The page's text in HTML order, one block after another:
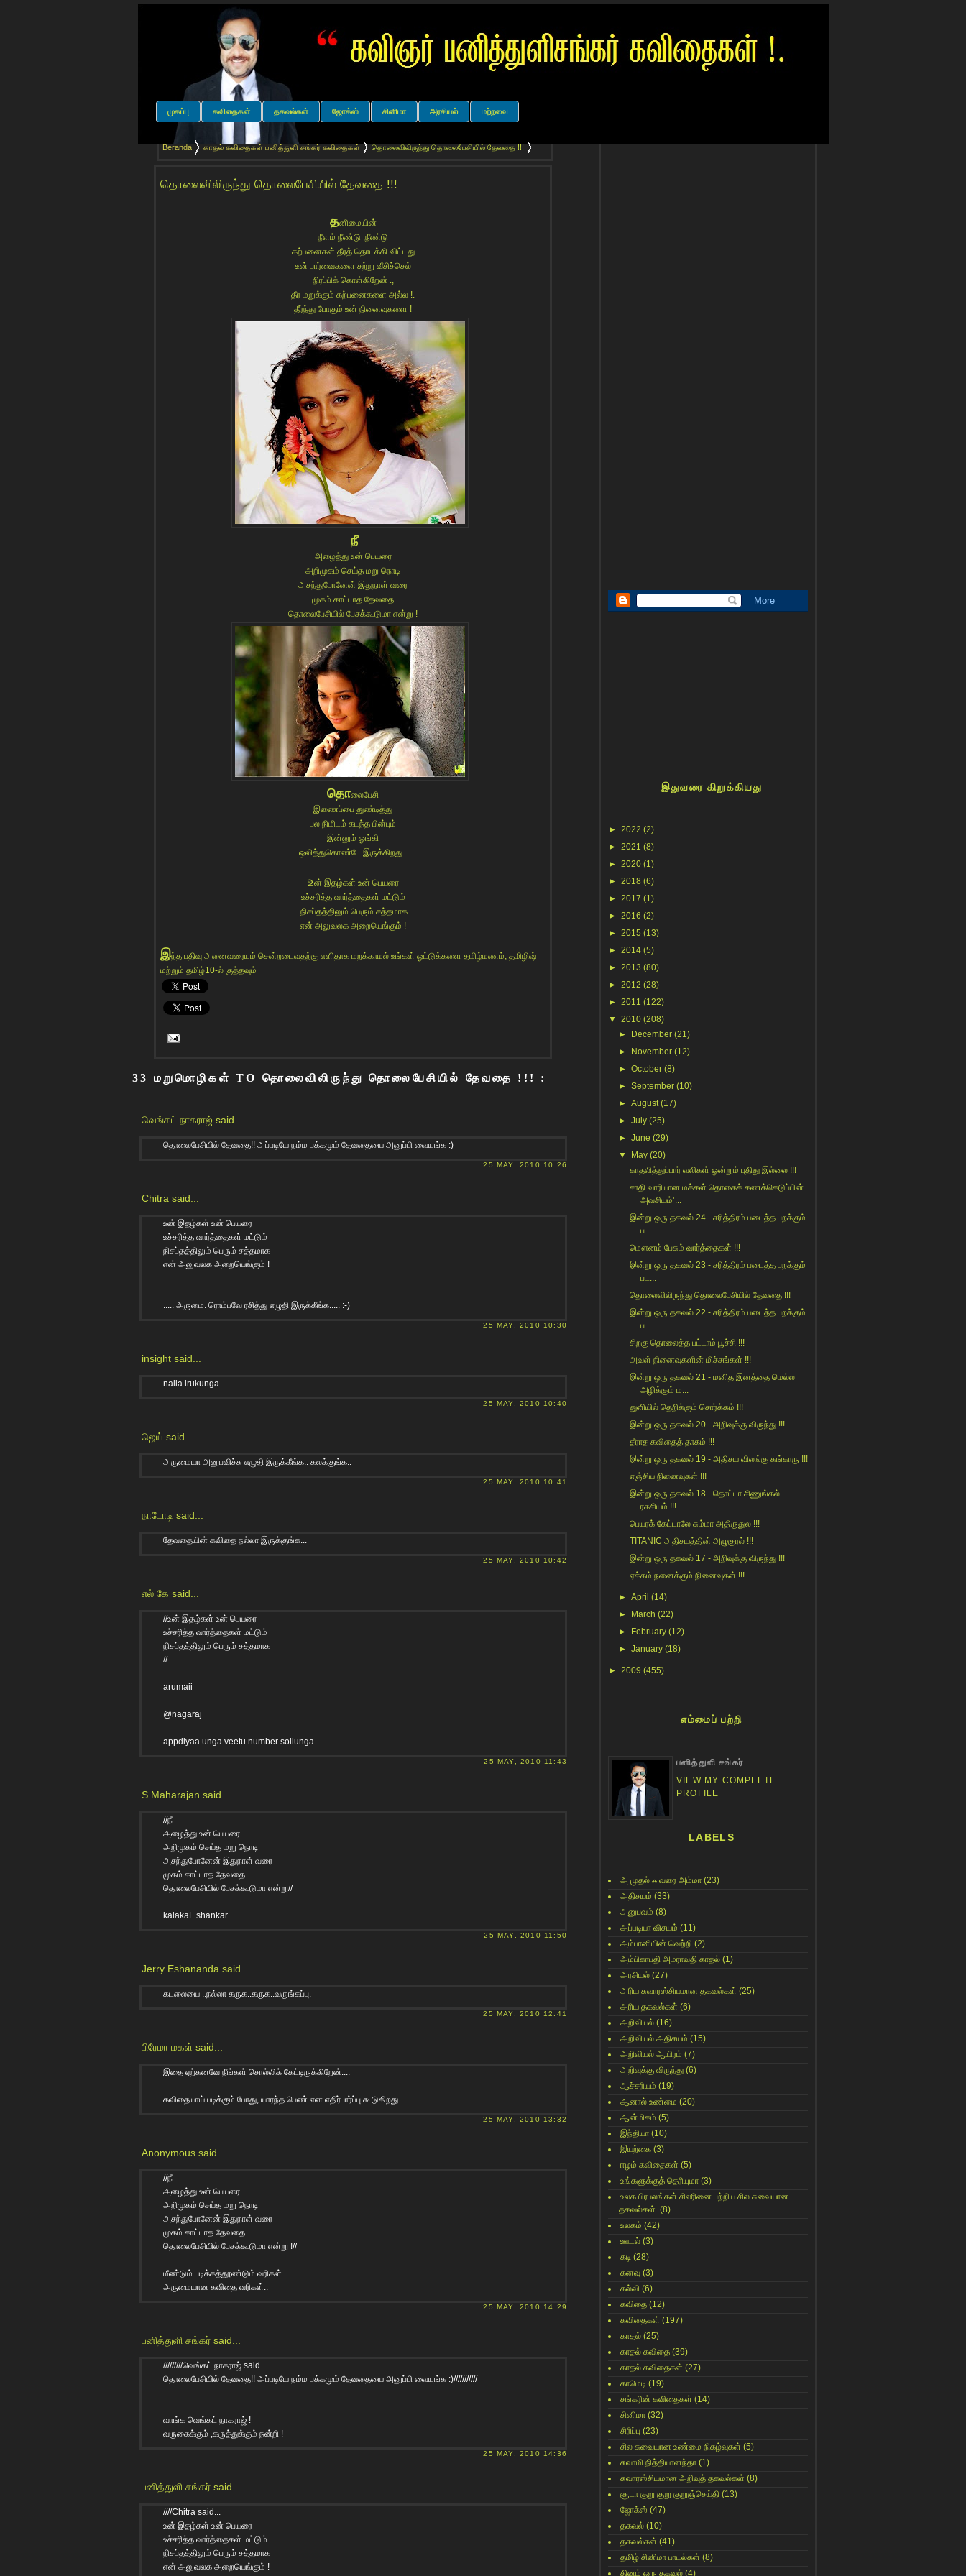
முகப்பு கவிதைகள் தகவல்கள் ஜோக்ஸ் சினிமா அரசியல் மற்றவை
Beranda காதல் கவிதைகள் பனித்துளி சங்கர் கவிதைகள் தொலைவிலிருந்து தொலைபேசியில் தேவதை !!!
தொலைவிலிருந்து தொலைபேசியில் தேவதை !!!
தனிமையின்
நீளம் நீண்டு ,நீண்டு
கற்பனைகள் தீரத் தொடக்கி விட்டது
உன் பார்வைகளை சற்று வீசிச்செல்
நிரப்பிக் கொள்கிறேன் .,
தீர மறுக்கும் கற்பனைகளை அல்ல !.
தீர்ந்து போகும் உன் நினைவுகளை !
நீ
அழைத்து உன் பெயரை
அறிமுகம் செய்த மறு நொடி
அசந்துபோனேன் இதுநாள் வரை
முகம் காட்டாத தேவதை
தொலைபேசியில் பேசக்கூடுமா என்று !
தொலைபேசி
இணைப்பை துண்டித்து
பல நிமிடம் கடந்த பின்பும்
இன்னும் ஓங்கி
ஒலித்துகொண்டே இருக்கிறது .
உன் இதழ்கள் உன் பெயரை
உச்சரித்த வார்த்தைகள் மட்டும்
நிசப்தத்திலும் பெரும் சத்தமாக
என் அலுவலக அறையெங்கும் !
இந்த பதிவு அனைவரையும் சென்றடைவதற்கு எளிதாக மறக்காமல் உங்கள் ஓட்டுக்களை தமிழ்மணம், தமிழிஷ்
மற்றும் தமிழ்10-ல் குத்தவும்
33 மறுமொழிகள் TO தொலைவிலிருந்து தொலைபேசியில் தேவதை !!! :
வெங்கட் நாகராஜ் said...
தொலைபேசியில் தேவதை!! அப்படியே நம்ம பக்கமும் தேவதையை அனுப்பி வையுங்க :)
25 MAY, 2010 10:26
Chitra said...
உன் இதழ்கள் உன் பெயரை
உச்சரித்த வார்த்தைகள் மட்டும்
நிசப்தத்திலும் பெரும் சத்தமாக
என் அலுவலக அறையெங்கும் !
..... அருமை. ரொம்பவே ரசித்து எழுதி இருக்கீங்க..... :-)
25 MAY, 2010 10:30
insight said...
nalla irukunga
25 MAY, 2010 10:40
ஜெய் said...
அருமையா அனுபவிச்சு எழுதி இருக்கீங்க.. கலக்குங்க..
25 MAY, 2010 10:41
நாடோடி said...
தேவ‌தையின் க‌விதை ந‌ல்லா இருக்குங்க‌...
25 MAY, 2010 10:42
எல் கே said...
//உன் இதழ்கள் உன் பெயரை
உச்சரித்த வார்த்தைகள் மட்டும்
நிசப்தத்திலும் பெரும் சத்தமாக
//
arumaii
@nagaraj
appdiyaa unga veetu number sollunga
25 MAY, 2010 11:43
S Maharajan said...
//நீ
அழைத்து உன் பெயரை
அறிமுகம் செய்த மறு நொடி
அசந்துபோனேன் இதுநாள் வரை
முகம் காட்டாத தேவதை
தொலைபேசியில் பேசக்கூடுமா என்று//
kalakaL shankar
25 MAY, 2010 11:50
Jerry Eshananda said...
கடலையை ..நல்லா கருக..கருக..வருங்கப்பு.
25 MAY, 2010 12:41
பிரேமா மகள் said...
இதை ஏற்கனவே நீங்கள் சொல்லிக் கேட்டிருக்கிறேன்....
கவிதையாய் படிக்கும் போது, யாரந்த பெண் என எதிர்பார்ப்பு கூடுகிறது...
25 MAY, 2010 13:32
Anonymous said...
//நீ
அழைத்து உன் பெயரை
அறிமுகம் செய்த மறு நொடி
அசந்துபோனேன் இதுநாள் வரை
முகம் காட்டாத தேவதை
தொலைபேசியில் பேசக்கூடுமா என்று !//
மீண்டும் படிக்கத்தூண்டும் வரிகள்..
அருமையான கவிதை வரிகள்..
25 MAY, 2010 14:29
பனித்துளி சங்கர் said...
/////////வெங்கட் நாகராஜ் said...
தொலைபேசியில் தேவதை!! அப்படியே நம்ம பக்கமும் தேவதையை அனுப்பி வையுங்க :)///////////
வாங்க வெங்கட் நாகராஜ் !
வருகைக்கும் ,கருத்துக்கும் நன்றி !
25 MAY, 2010 14:36
பனித்துளி சங்கர் said...
////Chitra said...
உன் இதழ்கள் உன் பெயரை
உச்சரித்த வார்த்தைகள் மட்டும்
நிசப்தத்திலும் பெரும் சத்தமாக
என் அலுவலக அறையெங்கும் !
இதுவரை கிறுக்கியது
► 2022 (2)
► 2021 (8)
► 2020 (1)
► 2018 (6)
► 2017 (1)
► 2016 (2)
► 2015 (13)
► 2014 (5)
► 2013 (80)
► 2012 (28)
► 2011 (122)
▼ 2010 (208)
►
December (21)
►
November (12)
►October (8)
►September (10)
►August (17)
►July (25)
►June (29)
▼
May (20)
காதலித்துப்பார் வலிகள் ஒன்றும் புதிது இல்லை !!!
சாதி வாரியான மக்கள் தொகைக் கணக்கெடுப்பின்
அவசியம்’...
இன்று ஒரு தகவல் 24 - சரித்திரம் படைத்த பறக்கும்
பட...
மௌனம் பேசும் வார்த்தைகள் !!!
இன்று ஒரு தகவல் 23 - சரித்திரம் படைத்த பறக்கும்
பட...
தொலைவிலிருந்து தொலைபேசியில் தேவதை !!!
இன்று ஒரு தகவல் 22 - சரித்திரம் படைத்த பறக்கும்
பட...
சிறகு தொலைத்த பட்டாம் பூச்சி !!!
அவள் நினைவுகளின் மிச்சங்கள் !!!
இன்று ஒரு தகவல் 21 - மனித இனத்தை மெல்ல
அழிக்கும் ம...
துளியில் தெறிக்கும் சொர்க்கம் !!!
இன்று ஒரு தகவல் 20 - அறிவுக்கு விருந்து !!!
தீராத கவிதைத் தாகம் !!!
இன்று ஒரு தகவல் 19 - அதிசய விலங்கு கங்காரு !!!
எஞ்சிய நினைவுகள் !!!
இன்று ஒரு தகவல் 18 - தொட்டா சிணுங்கல்
ரகசியம் !!!
பெயரக் கேட்டாலே சும்மா அதிருதுல !!!
TITANIC அதிசயத்தின் அழுகுரல் !!!
இன்று ஒரு தகவல் 17 - அறிவுக்கு விருந்து !!!
ஏக்கம் நனைக்கும் நினைவுகள் !!!
►April (14)
►
March (22)
►
February (12)
►January (18)
► 2009 (455)
எம்மைப் பற்றி
பனித்துளி சங்கர்
VIEW MY COMPLETE
PROFILE
LABELS
அ முதல் ஃ வரை அம்மா (23)
அதிசயம் (33)
அனுபவம் (8)
அப்படியா விசயம் (11)
அம்பானியின் வெற்றி (2)
அம்பிகாபதி அமராவதி காதல் (1)
அரசியல் (27)
அரிய சுவாரஸ்சியமான தகவல்கள் (25)
அரிய தகவல்கள் (6)
அறிவியல் (16)
அறிவியல் அதிசயம் (15)
அறிவியல் ஆயிரம் (7)
அறிவுக்கு விருந்து (6)
ஆச்சரியம் (19)
ஆனால் உண்மை (20)
ஆன்மிகம் (5)
இந்தியா (10)
இயற்கை (3)
ஈழம் கவிதைகள் (5)
உங்களுக்குத் தெரியுமா (3)
உலக பிரபலங்கள் சிலரினை பற்றிய சில சுவையான
தகவல்கள். (8)
உலகம் (42)
ஊடல் (3)
கடி (28)
கனவு (3)
கல்வி (6)
கவிதை (12)
கவிதைகள் (197)
காதல் (25)
காதல் கவிதை (39)
காதல் கவிதைகள் (27)
காமெடி (19)
சங்கரின் கவிதைகள் (14)
சினிமா (32)
சிரிப்பு (23)
சில சுவையான உண்மை நிகழ்வுகள் (5)
சுவாமி நித்தியானந்தா (1)
சுவாரஸ்சியமான அறிவுத் தகவல்கள் (8)
சூடா குறு குறு குறுஞ்செய்தி (13)
ஜோக்ஸ் (47)
தகவல் (10)
தகவல்கள் (41)
தமிழ் சினிமா பாடல்கள் (8)
தினம் ஒரு தகவல் (4)